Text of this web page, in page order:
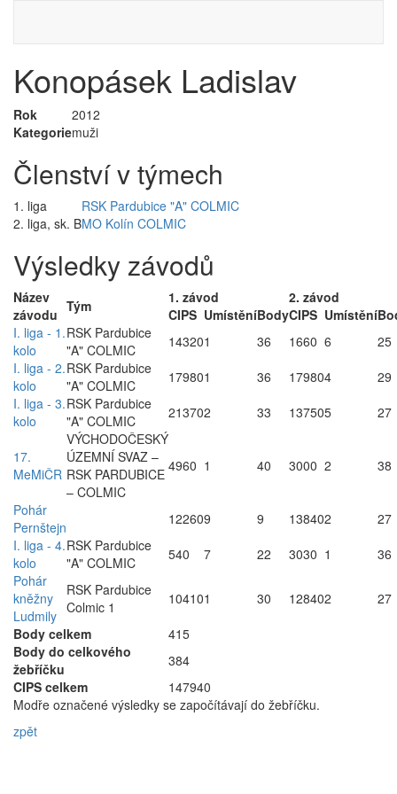
Konopásek Ladislav
Rok
2012
Kategoriemuži
Členství v týmech
1. liga
RSK Pardubice "A" COLMIC
2. liga, sk. BMO Kolín COLMIC
Výsledky závodů
Název
závodu Tým 1. závod
2. závod
CIPS UmístěníBodyCIPS Umístění
I. liga - 1.
kolo
RSK Pardubice
"A" COLMIC
143201 36 1660 6
25
I. liga - 2.
kolo
RSK Pardubice
"A" COLMIC
179801 36 179804
29
I. liga - 3.
kolo
RSK Pardubice
"A" COLMIC
213702 33 137505 27
17.
MeMiČR
VÝCHODOČESKÝ
ÚZEMNÍ SVAZ –
RSK PARDUBICE
– COLMIC
4960 1 40 3000 2 38
Pohár
Pernštejn
122609 9 138402
27
I. liga - 4.
kolo
RSK Pardubice
"A" COLMIC
540 7 22 3030 1
36
Pohár
kněžny
Ludmily
RSK Pardubice
Colmic 1
104101 30 128402
27
Body celkem
415
Body do celkového
žebříčku
384
CIPS celkem
147940
Modře označené výsledky se započítávají do žebříčku.
zpět